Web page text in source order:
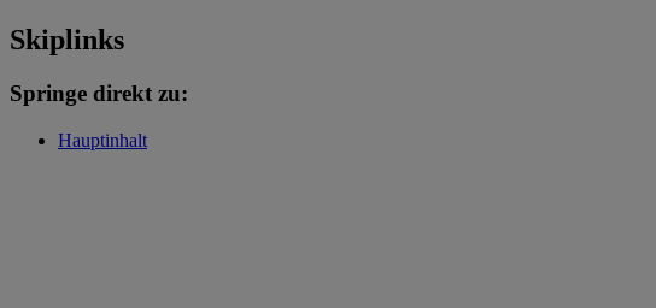
Skiplinks
Springe direkt zu:
Hauptinhalt